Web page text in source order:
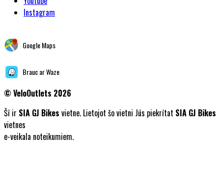
Instagram
Google Maps
Brauc ar Waze
© VeloOutlets 2026
Šī ir SIA GJ Bikes vietne. Lietojot šo vietni Jūs piekrītat SIA GJ Bikes
vietnes
e-veikala noteikumiem.